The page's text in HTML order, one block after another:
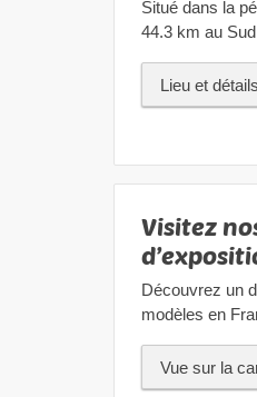
Situé dans la
44.3 km au
Lieu et détails
Visitez
Découvrez un
modèles en
Vue sur la